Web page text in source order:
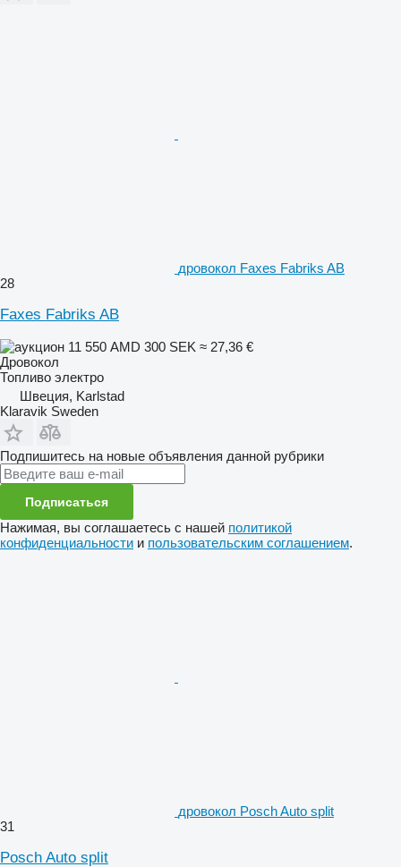
дровокол Faxes Fabriks AB
28
Faxes Fabriks AB
11 550 AMD 300 SEK ≈ 27,36 €
Дровокол
Топливо электро
Швеция, Karlstad
Klaravik Sweden
Подпишитесь на новые объявления данной рубрики
Подписаться
Нажимая, вы соглашаетесь с нашей политикой
конфиденциальности и пользовательским соглашением.
дровокол Posch Auto split
31
Posch Auto split